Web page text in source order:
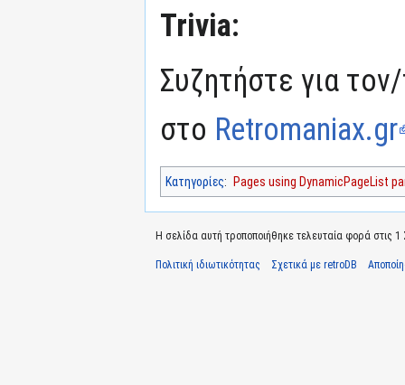
Trivia:
Συζητήστε για
στο Retromaniax.gr
Κατηγορίες: Pages using DynamicPageList
Η σελίδα αυτή τροποποιήθηκε τελευταία φορά στις 1
Πολιτική ιδιωτικότητας Σχετικά με retroDB